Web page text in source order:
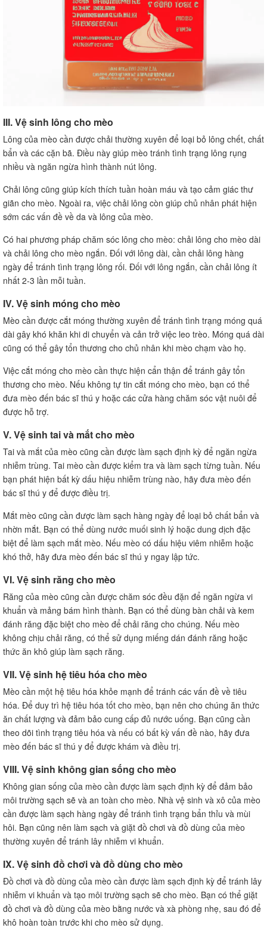
III. Vệ sinh lông cho mèo
Lông của mèo cần được chải thường xuyên để loại bỏ lông chết, chất
bẩn và các cặn bã. Điều này giúp mèo tránh tình trạng lông rụng
nhiều và ngăn ngừa hình thành nút lông.
Chải lông cũng giúp kích thích tuần hoàn máu và tạo cảm giác thư
giãn cho mèo. Ngoài ra, việc chải lông còn giúp chủ nhân phát hiện
sớm các vấn đề về da và lông của mèo.
Có hai phương pháp chăm sóc lông cho mèo: chải lông cho mèo dài
và chải lông cho mèo ngắn. Đối với lông dài, cần chải lông hàng
ngày để tránh tình trạng lông rối. Đối với lông ngắn, cần chải lông ít
nhất 2-3 lần mỗi tuần.
IV. Vệ sinh móng cho mèo
Mèo cần được cắt móng thường xuyên để tránh tình trạng móng quá
dài gây khó khăn khi di chuyển và cản trở việc leo trèo. Móng quá dài
cũng có thể gây tổn thương cho chủ nhân khi mèo chạm vào họ.
Việc cắt móng cho mèo cần thực hiện cẩn thận để tránh gây tổn
thương cho mèo. Nếu không tự tin cắt móng cho mèo, bạn có thể
đưa mèo đến bác sĩ thú y hoặc các cửa hàng chăm sóc vật nuôi để
được hỗ trợ.
V. Vệ sinh tai và mắt cho mèo
Tai và mắt của mèo cũng cần được làm sạch định kỳ để ngăn ngừa
nhiễm trùng. Tai mèo cần được kiểm tra và làm sạch từng tuần. Nếu
bạn phát hiện bất kỳ dấu hiệu nhiễm trùng nào, hãy đưa mèo đến
bác sĩ thú y để được điều trị.
Mắt mèo cũng cần được làm sạch hàng ngày để loại bỏ chất bẩn và
nhờn mắt. Bạn có thể dùng nước muối sinh lý hoặc dung dịch đặc
biệt để làm sạch mắt mèo. Nếu mèo có dấu hiệu viêm nhiễm hoặc
khó thở, hãy đưa mèo đến bác sĩ thú y ngay lập tức.
VI. Vệ sinh răng cho mèo
Răng của mèo cũng cần được chăm sóc đều đặn để ngăn ngừa vi
khuẩn và mảng bám hình thành. Bạn có thể dùng bàn chải và kem
đánh răng đặc biệt cho mèo để chải răng cho chúng. Nếu mèo
không chịu chải răng, có thể sử dụng miếng dán đánh răng hoặc
thức ăn khô giúp làm sạch răng.
VII. Vệ sinh hệ tiêu hóa cho mèo
Mèo cần một hệ tiêu hóa khỏe mạnh để tránh các vấn đề về tiêu
hóa. Để duy trì hệ tiêu hóa tốt cho mèo, bạn nên cho chúng ăn thức
ăn chất lượng và đảm bảo cung cấp đủ nước uống. Bạn cũng cần
theo dõi tình trạng tiêu hóa và nếu có bất kỳ vấn đề nào, hãy đưa
mèo đến bác sĩ thú y để được khám và điều trị.
VIII. Vệ sinh không gian sống cho mèo
Không gian sống của mèo cần được làm sạch định kỳ để đảm bảo
môi trường sạch sẽ và an toàn cho mèo. Nhà vệ sinh và xô của mèo
cần được làm sạch hàng ngày để tránh tình trạng bẩn thỉu và mùi
hôi. Bạn cũng nên làm sạch và giặt đồ chơi và đồ dùng của mèo
thường xuyên để tránh lây nhiễm vi khuẩn.
IX. Vệ sinh đồ chơi và đồ dùng cho mèo
Đồ chơi và đồ dùng của mèo cần được làm sạch định kỳ để tránh lây
nhiễm vi khuẩn và tạo môi trường sạch sẽ cho mèo. Bạn có thể giặt
đồ chơi và đồ dùng của mèo bằng nước và xà phòng nhẹ, sau đó để
khô hoàn toàn trước khi cho mèo sử dụng.